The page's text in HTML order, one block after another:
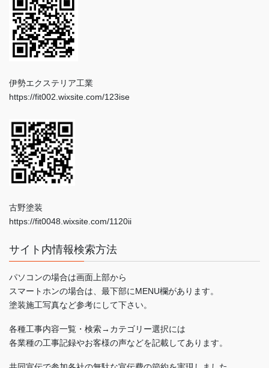
伊勢エクステリア工業
https://fit002.wixsite.com/123ise
古野塗装
https://fit0048.wixsite.com/1120ii
サイト内情報検索方法
パソコンの場合は画面上部から
スマートホンの場合は、最下部にMENU欄があります。
塗装施工写真など参考にして下さい。
各種工事内容一覧・検索→カテゴリー選択には
各業種の工事記録やお客様の声などを記載してあります。